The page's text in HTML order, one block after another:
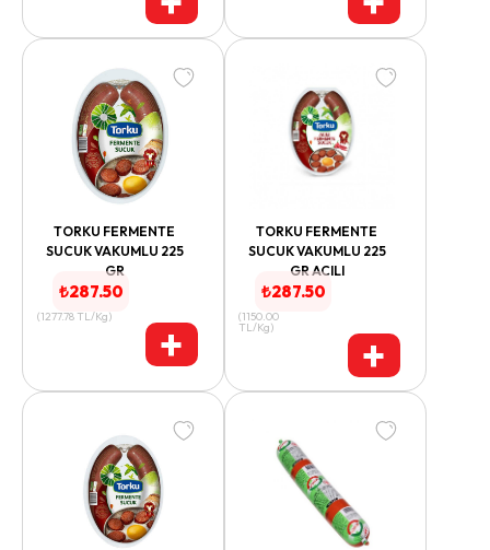
TORKU FERMENTE
SUCUK VAKUMLU 225
GR
₺287.50
(1277.78 TL/Kg) +
TORKU FERMENTE
SUCUK VAKUMLU 225
GR ACILI
₺287.50
(1150.00
TL/Kg) +